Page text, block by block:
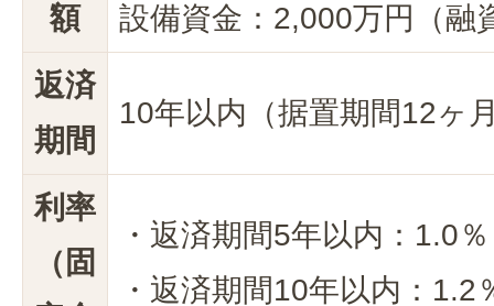
額
設備資金：2,000万円（融
返済
期間
10年以内（据置期間12ヶ
利率
（固
・返済期間5年以内：1.0
・返済期間10年以内：1.2